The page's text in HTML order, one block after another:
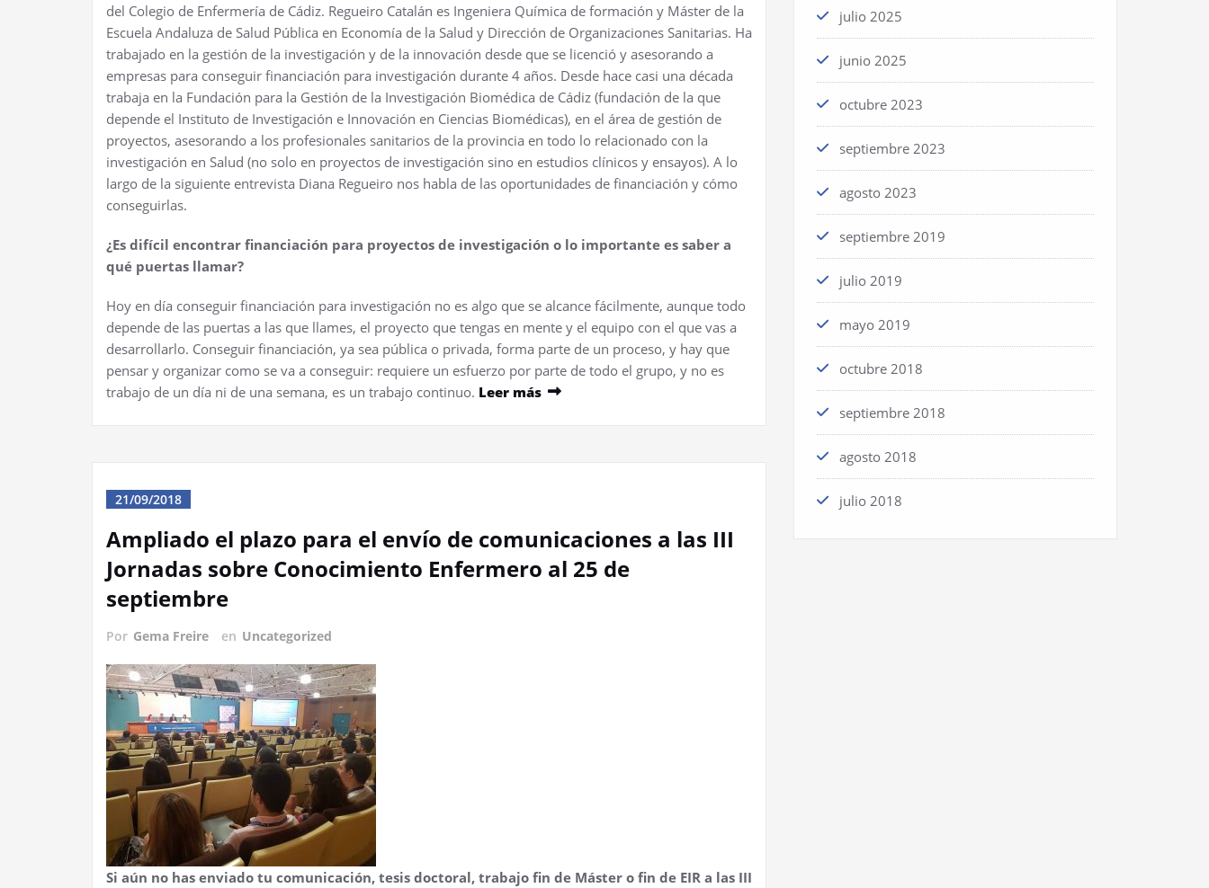
del Colegio de Enfermería de Cádiz. Regueiro Catalán es Ingeniera Química de formación y Máster de la
Escuela Andaluza de Salud Pública en Economía de la Salud y Dirección de Organizaciones Sanitarias. Ha
trabajado en la gestión de la investigación y de la innovación desde que se licenció y asesorando a
empresas para conseguir financiación para investigación durante 4 años. Desde hace casi una década
trabaja en la Fundación para la Gestión de la Investigación Biomédica de Cádiz (fundación de la que
depende el Instituto de Investigación e Innovación en Ciencias Biomédicas), en el área de gestión de
proyectos, asesorando a los profesionales sanitarios de la provincia en todo lo relacionado con la
investigación en Salud (no solo en proyectos de investigación sino en estudios clínicos y ensayos). A lo
largo de la siguiente entrevista Diana Regueiro nos habla de las oportunidades de financiación y cómo
conseguirlas.
¿Es difícil encontrar financiación para proyectos de investigación o lo importante es saber a
qué puertas llamar?
Hoy en día conseguir financiación para investigación no es algo que se alcance fácilmente, aunque todo
depende de las puertas a las que llames, el proyecto que tengas en mente y el equipo con el que vas a
desarrollarlo. Conseguir financiación, ya sea pública o privada, forma parte de un proceso, y hay que
pensar y organizar como se va a conseguir: requiere un esfuerzo por parte de todo el grupo, y no es
trabajo de un día ni de una semana, es un trabajo continuo. Leer más
21/09/2018
Ampliado el plazo para el envío de comunicaciones a las III
Jornadas sobre Conocimiento Enfermero al 25 de
septiembre
Por Gema Freire en Uncategorized
Si aún no has enviado tu comunicación, tesis doctoral, trabajo fin de Máster o fin de EIR a las III
julio 2025
junio 2025
octubre 2023
septiembre 2023
agosto 2023
septiembre 2019
julio 2019
mayo 2019
octubre 2018
septiembre 2018
agosto 2018
julio 2018